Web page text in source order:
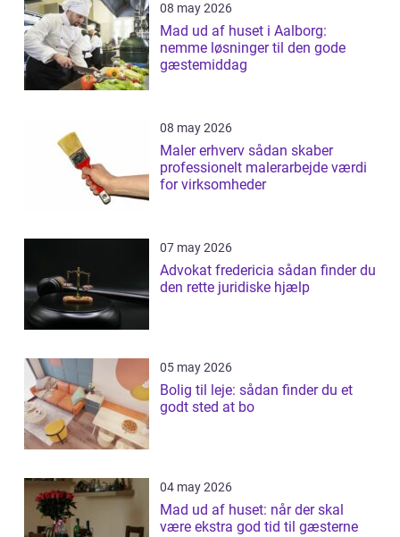
08 may 2026
Mad ud af huset i Aalborg:
nemme løsninger til den gode
gæstemiddag
08 may 2026
Maler erhverv sådan skaber
professionelt malerarbejde værdi
for virksomheder
07 may 2026
Advokat fredericia sådan finder du
den rette juridiske hjælp
05 may 2026
Bolig til leje: sådan finder du et
godt sted at bo
04 may 2026
Mad ud af huset: når der skal
være ekstra god tid til gæsterne